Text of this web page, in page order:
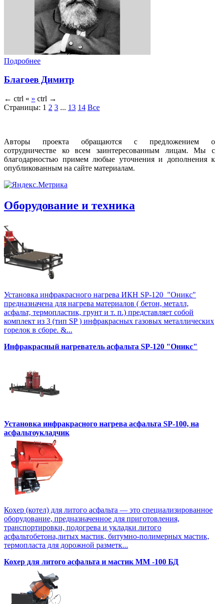
Подробнее
Благоев Димитр
← ctrl « » ctrl →
Страницы: 1 2 3 ... 13 14 Все
Авторы проекта обращаются с предложением о
сотрудничестве ко всем заинтересованным лицам. Мы с
благодарностью примем любые уточнения и дополнения к
опубликованным на сайте материалам.
Оборудование и техника
Установка инфракрасного нагрева ИКН SP-120 "Оникс"
предназначена для нагрева материалов ( бетон, металл,
асфальт, термопластик, грунт и т. п.) представляет собой
комплект из 3 (тип SP ) инфракрасных газовых металлических
горелок в сборе. &...
Инфракрасный нагреватель асфальта SP-120 "Оникс"
Установка инфракрасного нагрева асфальта SP-100, на
асфальтоукладчик
Кохер (котел) для литого асфальта — это специализированное
оборудование, предназначенное для приготовления,
транспортировки, подогрева и укладки литого
асфальтобетона,литых мастик, битумно-полимерных мастик,
термопласта для дорожной разметк...
Кохер для литого асфальта и мастик MM -100 БД